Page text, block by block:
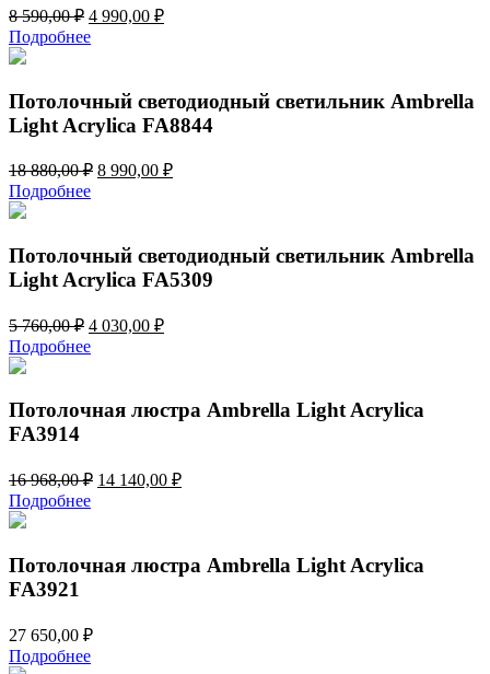
8 590,00₽ Первоначальная
цена
составляла
590,00 ₽.
4 990,00 ₽Текущая
Подробнее
Потолочный светодиодный светильник Ambrella
Light Acrylica FA8844
18 880,00₽ Первоначальная
880,00 ₽.
8 990,00 ₽Текущая
Подробнее
Потолочный светодиодный светильник Ambrella
Light Acrylica FA5309
5 760,00₽ Первоначальная
цена
составляла
760,00 ₽.
4 030,00 ₽Текущая
Подробнее
Потолочная люстра Ambrella Light Acrylica
FA3914
16 968,00₽ Первоначальная
14 140,00 ₽Текущая
Подробнее
Потолочная люстра Ambrella Light Acrylica
FA3921
27 650,00 ₽
Подробнее